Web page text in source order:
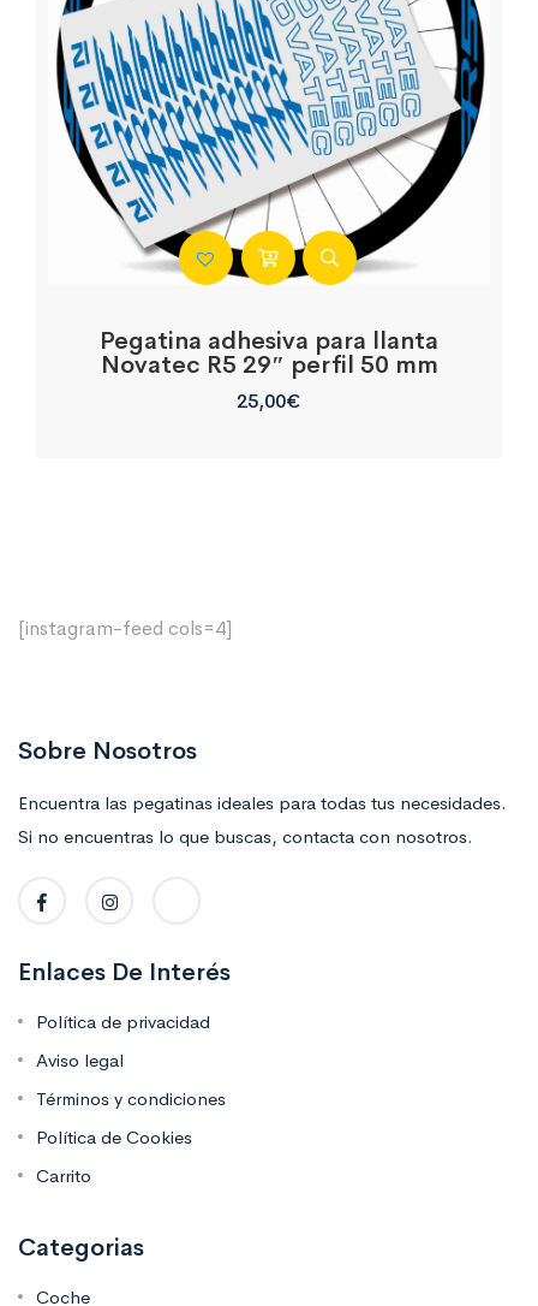
Pegatina adhesiva para llanta
Novatec R5 29″ perfil 50 mm
25,00€
[instagram-feed cols=4]
Sobre Nosotros
Encuentra las pegatinas ideales para todas tus necesidades.
Si no encuentras lo que buscas, contacta con nosotros.
Enlaces De Interés
Política de privacidad
Aviso legal
Términos y condiciones
Política de Cookies
Carrito
Categorias
Coche